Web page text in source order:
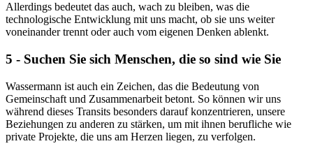
Allerdings bedeutet das auch, wach zu bleiben, was die
technologische Entwicklung mit uns macht, ob sie uns weiter
voneinander trennt oder auch vom eigenen Denken ablenkt.
5 - Suchen Sie sich Menschen, die so sind wie Sie
Wassermann ist auch ein Zeichen, das die Bedeutung von
Gemeinschaft und Zusammenarbeit betont. So können wir uns
während dieses Transits besonders darauf konzentrieren, unsere
Beziehungen zu anderen zu stärken, um mit ihnen berufliche wie
private Projekte, die uns am Herzen liegen, zu verfolgen.